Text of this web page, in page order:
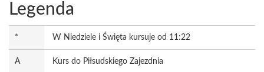
Legenda
* W Niedziele i Święta kursuje od 11:22
A Kurs do Piłsudskiego Zajezdnia